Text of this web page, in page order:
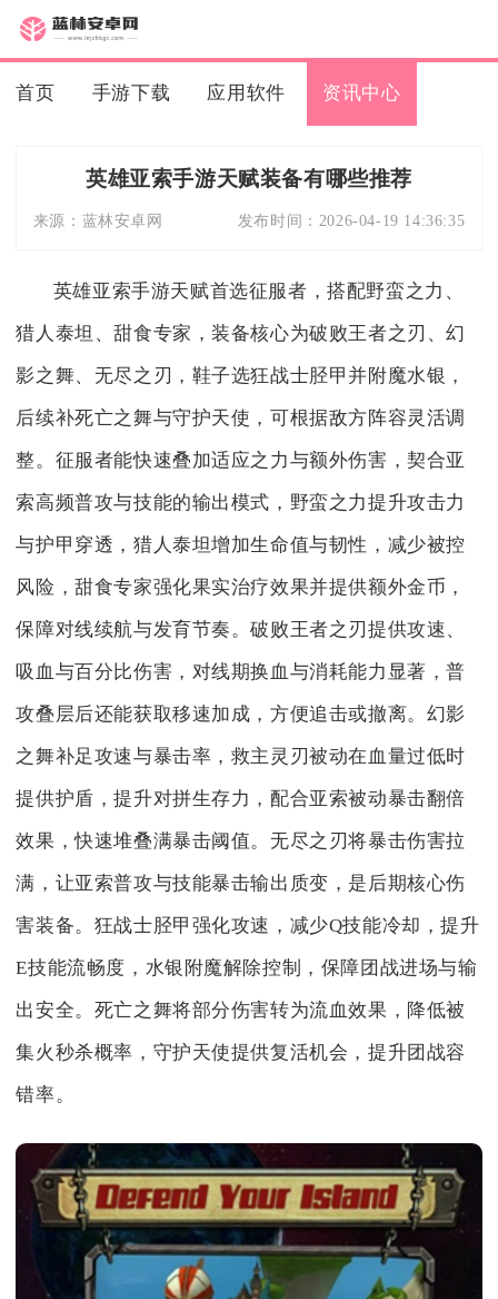
首页 手游下载 应用软件 资讯中心
英雄亚索手游天赋装备有哪些推荐
来源： 蓝林安卓网 发布时间： 2026-04-19 14:36:35
英雄亚索手游天赋首选征服者，搭配野蛮之力、
猎人泰坦、甜食专家，装备核心为破败王者之刃、幻
影之舞、无尽之刃，鞋子选狂战士胫甲并附魔水银，
后续补死亡之舞与守护天使，可根据敌方阵容灵活调
整。征服者能快速叠加适应之力与额外伤害，契合亚
索高频普攻与技能的输出模式，野蛮之力提升攻击力
与护甲穿透，猎人泰坦增加生命值与韧性，减少被控
风险，甜食专家强化果实治疗效果并提供额外金币，
保障对线续航与发育节奏。破败王者之刃提供攻速、
吸血与百分比伤害，对线期换血与消耗能力显著，普
攻叠层后还能获取移速加成，方便追击或撤离。幻影
之舞补足攻速与暴击率，救主灵刃被动在血量过低时
提供护盾，提升对拼生存力，配合亚索被动暴击翻倍
效果，快速堆叠满暴击阈值。无尽之刃将暴击伤害拉
满，让亚索普攻与技能暴击输出质变，是后期核心伤
害装备。狂战士胫甲强化攻速，减少Q技能冷却，提升
E技能流畅度，水银附魔解除控制，保障团战进场与输
出安全。死亡之舞将部分伤害转为流血效果，降低被
集火秒杀概率，守护天使提供复活机会，提升团战容
错率。